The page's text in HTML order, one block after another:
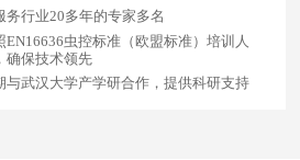
务行业20多年的专家多名
EN16636虫控标准（欧盟标准）培训人
确保技术领先
与武汉大学产学研合作，提供科研支持